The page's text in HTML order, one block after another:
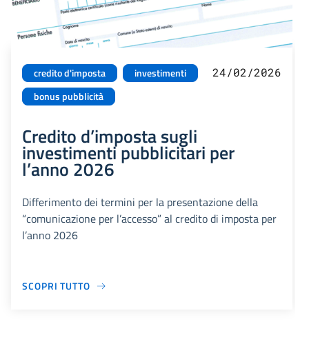
credito d'imposta
investimenti
bonus pubblicità
24/02/2026
Credito d’imposta sugli
investimenti pubblicitari per
l’anno 2026
Differimento dei termini per la presentazione della
“comunicazione per l’accesso” al credito di imposta per
l’anno 2026
SCOPRI TUTTO